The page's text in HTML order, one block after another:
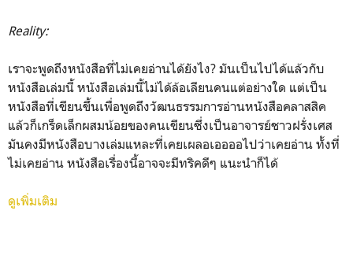
Reality:
เราจะพูดถึงหนังสือที่ไม่เคยอ่านได้ยังไง? มันเป็นไปได้แล้วกับ
หนังสือเล่มนี้ หนังสือเล่มนี้ไม่ได้ล้อเลียนคนแต่อย่างใด แต่เป็น
หนังสือที่เขียนขึ้นเพื่อพูดถึงวัฒนธรรมการอ่านหนังสือคลาสสิค
แล้วก็เกร็ดเล็กผสมน้อยของคนเขียนซึ่งเป็นอาจารย์ชาวฝรั่งเศส
มันคงมีหนังสือบางเล่มแหละที่เคยเผลอเออออไปว่าเคยอ่าน ทั้งที่
ไม่เคยอ่าน หนังสือเรื่องนี้อาจจะมีทริคดีๆ แนะนำก็ได้
ดูเพิ่มเติม